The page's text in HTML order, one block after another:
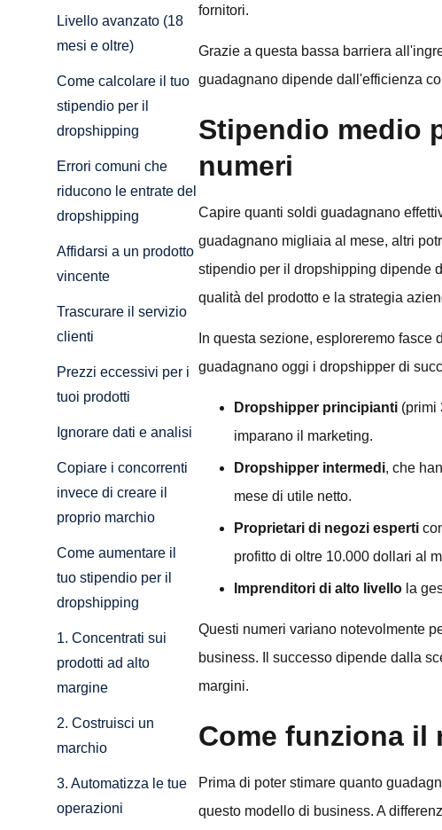
Livello avanzato (18
mesi e oltre)
Come calcolare il tuo
stipendio per il
dropshipping
Errori comuni che
riducono le entrate del
dropshipping
Affidarsi a un prodotto
vincente
Trascurare il servizio
clienti
Prezzi eccessivi per i
tuoi prodotti
Ignorare dati e analisi
Copiare i concorrenti
invece di creare il
proprio marchio
Come aumentare il
tuo stipendio per il
dropshipping
1. Concentrati sui
prodotti ad alto
margine
2. Costruisci un
marchio
3. Automatizza le tue
operazioni
fornitori.
Grazie a questa bassa barriera
guadagnano dipende dall'efficienza
Stipendio medio
numeri
Capire quanti soldi guadagnano
guadagnano migliaia al mese, altri
stipendio per il dropshipping dipende
qualità del prodotto e la strategia
In questa sezione, esploreremo
guadagnano oggi i dropshipper di
Dropshipper principianti (primi
imparano il marketing.
Dropshipper intermedi, che
mese di utile netto.
Proprietari di negozi esperti
profitto di oltre 10.000 dollari al
Imprenditori di alto livello la
Questi numeri variano notevolmente
business. Il successo dipende dalla
margini.
Come funziona
Prima di poter stimare quanto
questo modello di business. A